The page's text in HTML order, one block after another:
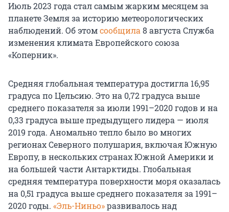
Июль 2023 года стал самым жарким месяцем за
планете Земля за историю метеорологических
наблюдений. Об этомсообщила 8 августа Служба
изменения климата Европейского союза
«Коперник».
Средняя глобальная температура достигла 16,95
градуса по Цельсию. Это на 0,72 градуса выше
среднего показателя за июли 1991–2020 годов и на
0,33 градуса выше предыдущего лидера — июля
2019 года. Аномально тепло было во многих
регионах Северного полушария, включая Южную
Европу, в нескольких странах Южной Америки и
на большей части Антарктиды. Глобальная
средняя температура поверхности моря оказалась
на 0,51 градуса выше среднего показателя за 1991–
2020 годы. «Эль-Ниньо»развивалось над